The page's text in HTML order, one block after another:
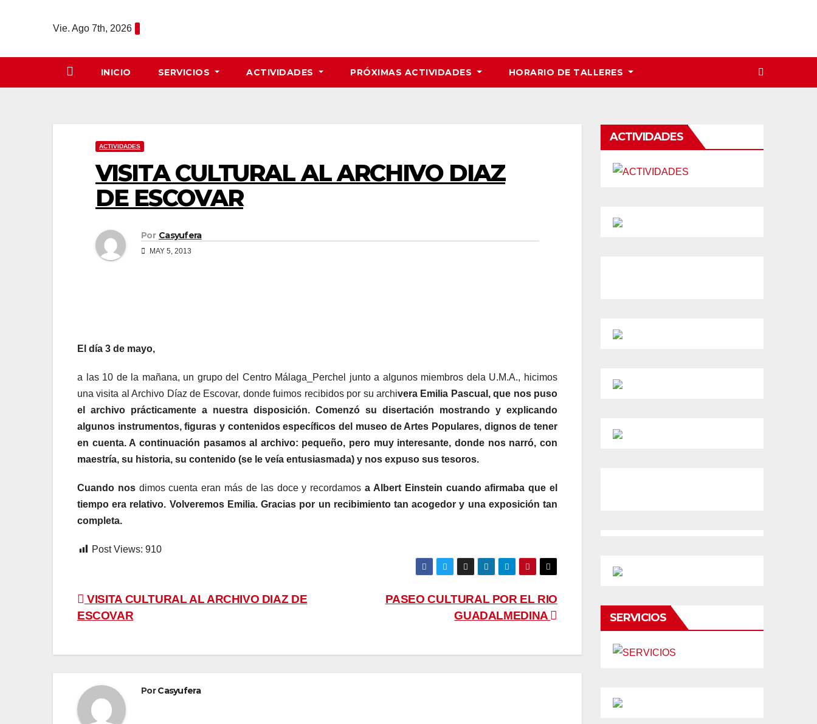
Vie. Ago 7th, 2026
INICIO SERVICIOS ACTIVIDADES PRÓXIMAS ACTIVIDADES HORARIO DE TALLERES
ACTIVIDADES
VISITA CULTURAL AL ARCHIVO DIAZ
DE ESCOVAR
Por Casyufera
MAY 5, 2013
El día 3 de mayo,
a las 10 de la mañana, un grupo del Centro Málaga_Perchel junto a algunos miembros dela U.M.A., hicimos
una visita al Archivo Díaz de Escovar, donde fuimos recibidos por su archivera Emilia Pascual, que nos puso
el archivo prácticamente a nuestra disposición. Comenzó su disertación mostrando y explicando
algunos instrumentos, figuras y contenidos específicos del museo de Artes Popul ares, dignos de tener
en cuenta. A continuación pasamos al archivo: pequeño, pero muy interesante, donde nos narró, con
maestría, su historia, su contenido (se le veía entusiasmada) y nos expuso sus tesoros.
Cuando nos dimos cuenta eran más de las doce y recordamosa Albert Einstein cuando afirmaba que el
tiempo era relativo. Volveremos Emilia. Gracias por un recibimiento tan acogedor y una exposición tan
completa.
Post Views: 910
Navegación
de
entradas
PASEO CULTURAL POR EL RIO
GUADALMEDINA
VISITA CULTURAL AL ARCHIVO DIAZ DE
ESCOVAR
PorCasyufera
ACTIVIDADES
SERVICIOS